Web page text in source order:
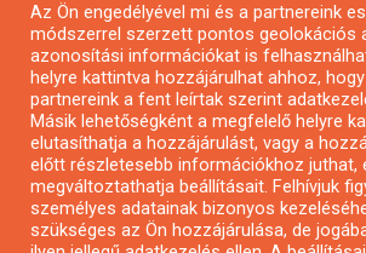
Pályázatok magánszemélyeknek
Pályázatok civil szervezeteknek
Pályázatok vállalkozásoknak
Önkormányzati pályázatok
Mezőgazdasági pályázatok
Falusi turizmus pályázatok
Az Ön engedélyével mi és a partnereink
módszerrel szerzett pontos geolokációs
azonosítási információkat is
helyre kattintva hozzájárulhat ahhoz,
partnereink a fent leírtak szerint
Másik lehetőségként a megfelelő helyre
elutasíthatja a hozzájárulást, vagy a
előtt részletesebb információkhoz juthat,
megváltoztathatja beállításait. Felhívjuk
személyes adatainak bizonyos
szükséges az Ön hozzájárulása, de